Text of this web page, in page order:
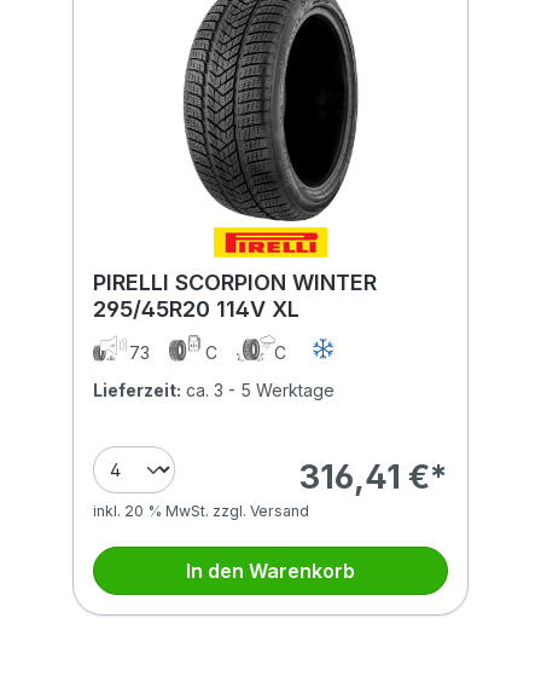
PIRELLI SCORPION WINTER
295/45R20 114V XL
73 C
C
Lieferzeit: ca. 3 - 5 Werktage
316,41 €*
inkl. 20 % MwSt. zzgl. Versand
In den Warenkorb